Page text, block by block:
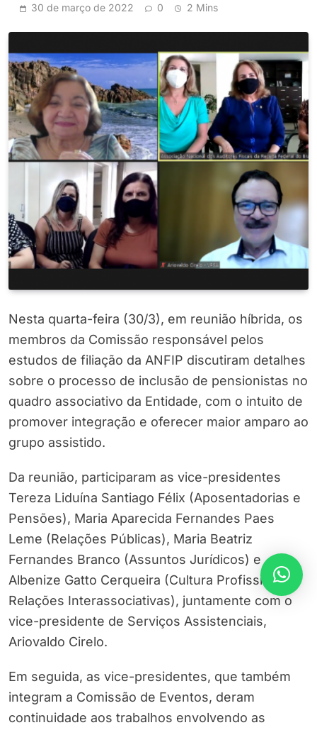
30 de março de 2022 0 2 Mins
Nesta quarta-feira (30/3), em reunião híbrida, os
membros da Comissão responsável pelos
estudos de filiação da ANFIP discutiram detalhes
sobre o processo de inclusão de pensionistas no
quadro associativo da Entidade, com o intuito de
promover integração e oferecer maior amparo ao
grupo assistido.
Da reunião, participaram as vice-presidentes
Tereza Liduína Santiago Félix (Aposentadorias e
Pensões), Maria Aparecida Fernandes Paes
Leme (Relações Públicas), Maria Beatriz
Fernandes Branco (Assuntos Jurídicos) e
Albenize Gatto Cerqueira (Cultura Profissional e
Relações Interassociativas), juntamente com o
vice-presidente de Serviços Assistenciais,
Ariovaldo Cirelo.
Em seguida, as vice-presidentes, que também
integram a Comissão de Eventos, deram
continuidade aos trabalhos envolvendo as